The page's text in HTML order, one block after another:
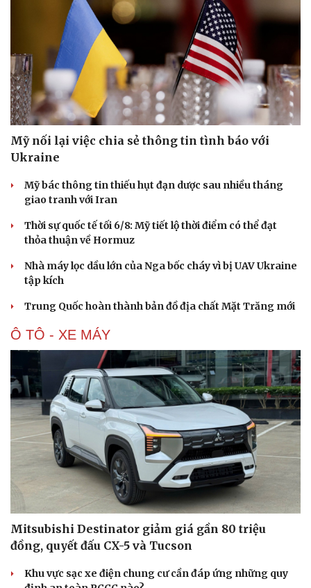
Tư vấn
Câu chuyện thời sự
Mỹ nối lại việc chia sẻ thông tin tình báo với
Ukraine
Mỹ bác thông tin thiếu hụt đạn dược sau nhiều tháng
giao tranh với Iran
Thời sự quốc tế tối 6/8: Mỹ tiết lộ thời điểm có thể đạt
thỏa thuận về Hormuz
Nhà máy lọc dầu lớn của Nga bốc cháy vì bị UAV Ukraine
tập kích
Trung Quốc hoàn thành bản đồ địa chất Mặt Trăng mới
Ô TÔ - XE MÁY
Mitsubishi Destinator giảm giá gần 80 triệu
đồng, quyết đấu CX-5 và Tucson
Khu vực sạc xe điện chung cư cần đáp ứng những quy